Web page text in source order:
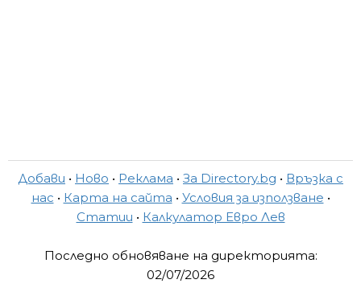
Добави • Ново • Реклама • За Directory.bg • Връзка с
нас • Карта на сайта • Условия за използване •
Статии • Калкулатор Евро Лев
Последно обновяване на директорията:
02/07/2026